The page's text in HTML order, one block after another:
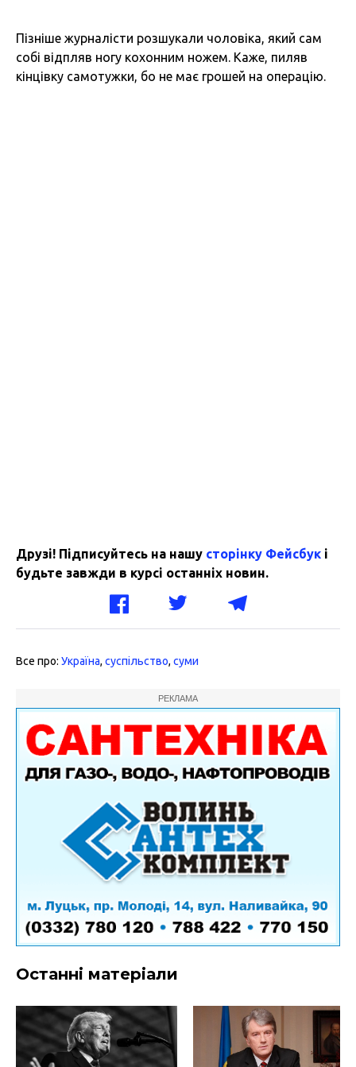
Пізніше журналісти розшукали чоловіка, який сам
собі відпляв ногу кохонним ножем. Каже, пиляв
кінцівку самотужки, бо не має грошей на операцію.
Друзі! Підписуйтесь на нашу сторінку Фейсбук і
будьте завжди в курсі останніх новин.
Все про: Україна, суспільство, суми
РЕКЛАМА
Останні матеріали